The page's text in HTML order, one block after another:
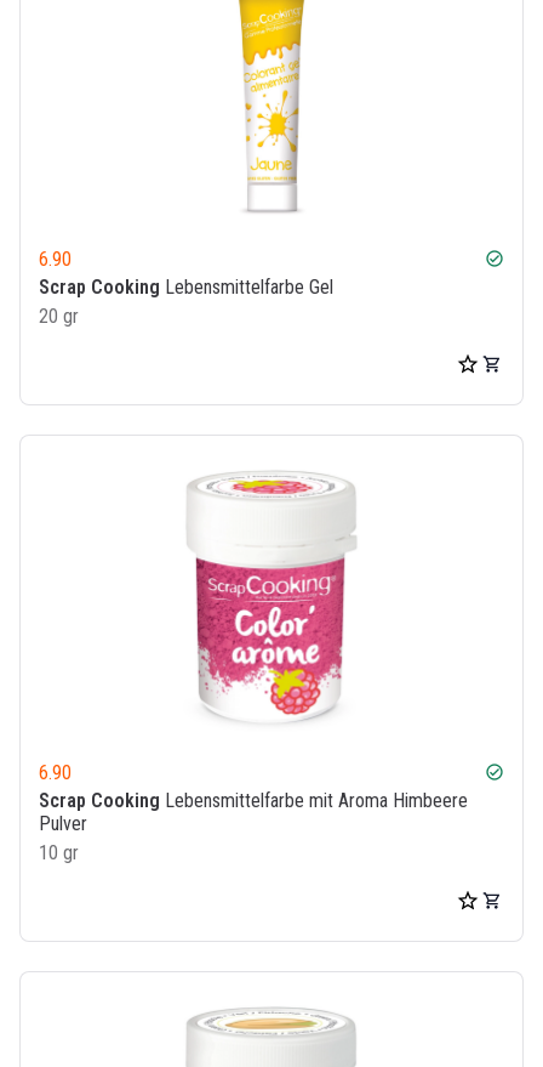
6.90 check_circle
Scrap Cooking Lebensmittelfarbe Gel
20 gr
6.90 check_circle
Scrap Cooking Lebensmittelfarbe mit Aroma Himbeere
Pulver
10 gr